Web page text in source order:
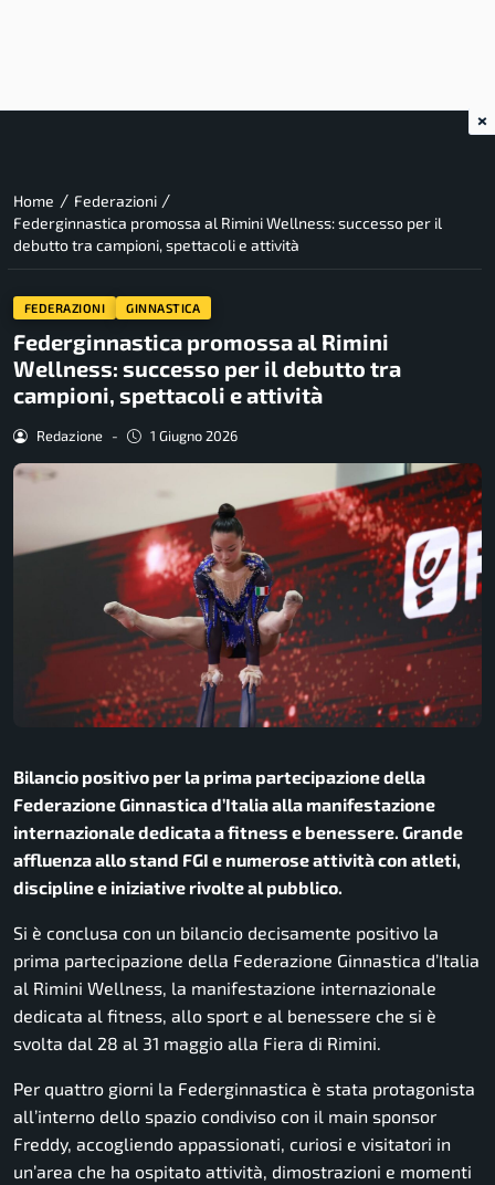
Home / Federazioni /
Federginnastica promossa al Rimini Wellness: successo per il
debutto tra campioni, spettacoli e attività
FEDERAZIONI GINNASTICA
Federginnastica promossa al Rimini
Wellness: successo per il debutto tra
campioni, spettacoli e attività
Redazione - 1 Giugno 2026
Bilancio positivo per la prima partecipazione della
Federazione Ginnastica d’Italia alla manifestazione
internazionale dedicata a fitness e benessere. Grande
affluenza allo stand FGI e numerose attività con atleti,
discipline e iniziative rivolte al pubblico.
Si è conclusa con un bilancio decisamente positivo la
prima partecipazione della Federazione Ginnastica d’Italia
al Rimini Wellness, la manifestazione internazionale
dedicata al fitness, allo sport e al benessere che si è
svolta dal 28 al 31 maggio alla Fiera di Rimini.
Per quattro giorni la Federginnastica è stata protagonista
all’interno dello spazio condiviso con il main sponsor
Freddy, accogliendo appassionati, curiosi e visitatori in
un’area che ha ospitato attività, dimostrazioni e momenti
×